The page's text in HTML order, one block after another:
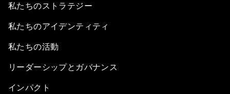
私たちのストラテジー
私たちのアイデンティティ
私たちの活動
リーダーシップとガバナンス
インパクト